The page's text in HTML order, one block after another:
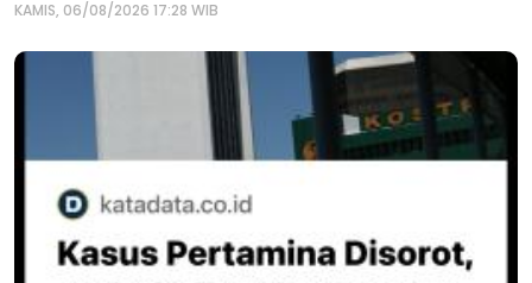
KAMIS, 06/08/2026 17:28 WIB